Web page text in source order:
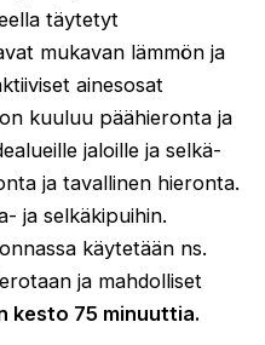
täytetyt
mukavan lämmön ja
ainesosat
kuuluu päähieronta ja
jaloille ja selkä-
ja tavallinen hieronta.
ja selkäkipuihin.
käytetään ns.
ja mahdolliset
kesto 75 minuuttia.